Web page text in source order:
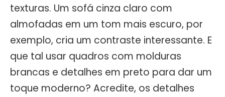
texturas. Um sofá cinza claro com
almofadas em um tom mais escuro, por
exemplo, cria um contraste interessante. E
que tal usar quadros com molduras
brancas e detalhes em preto para dar um
toque moderno? Acredite, os detalhes